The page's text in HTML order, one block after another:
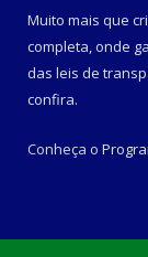
Muito mais que
completa, onde
das leis de
confira.
Conheça o